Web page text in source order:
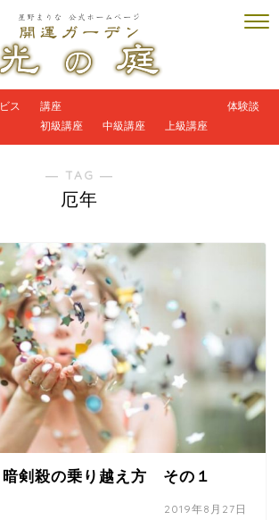
ス
講座
初級講座
中級講座 上級講座
体験談
― TAG ―
厄年
暗剣殺の乗り越え方 その１
2019年8月27日